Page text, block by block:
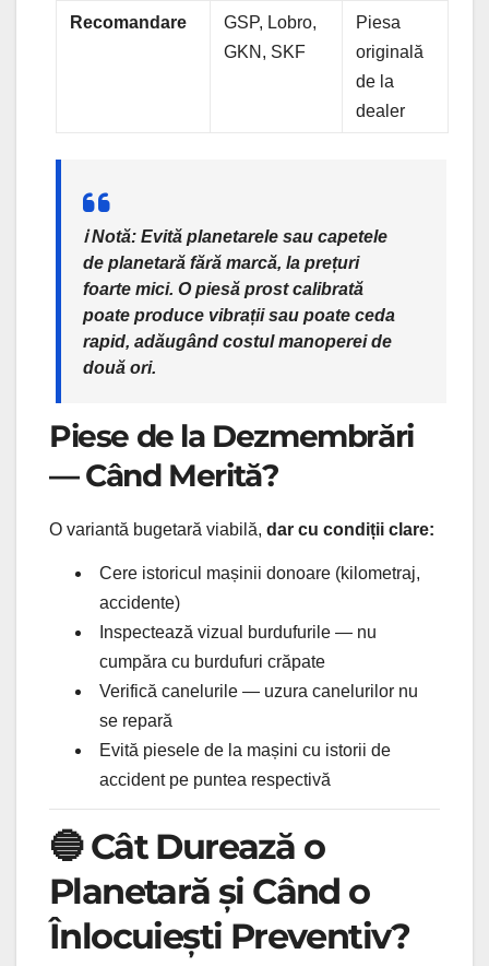
Recomandare
GSP, Lobro,
GKN, SKF
Piesa
originală
de la
dealer
ℹ️Notă:Evită planetarele sau capetele
de planetară fără marcă, la prețuri
foarte mici. O piesă prost calibrată
poate produce vibrații sau poate ceda
rapid, adăugând costul manoperei de
două ori.
Piese de la Dezmembrări
— Când Merită?
O variantă bugetară viabilă, dar cu condiții clare:
Cere istoricul mașinii donoare (kilometraj,
accidente)
Inspectează vizual burdufurile — nu
cumpăra cu burdufuri crăpate
Verifică canelurile — uzura canelurilor nu
se repară
Evită piesele de la mașini cu istorii de
accident pe puntea respectivă
🔵 Cât Durează o
Planetară și Când o
Înlocuiești Preventiv?